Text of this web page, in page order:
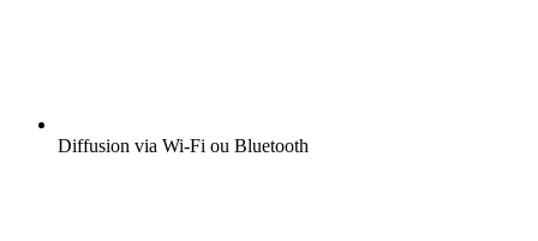
Diffusion via Wi-Fi ou Bluetooth